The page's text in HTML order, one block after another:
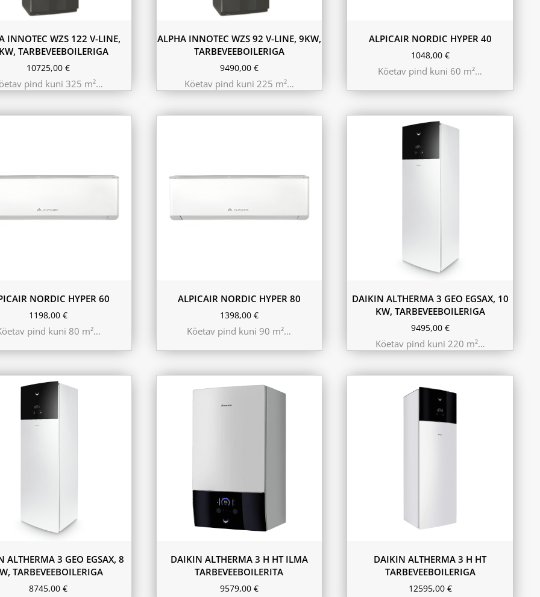
INNOTEC WZS 122 V-LINE,
TARBEVEEBOILERIGA
10725,00€
pind kuni 325 m²…
ALPHA INNOTEC WZS 92 V-LINE, 9KW,
TARBEVEEBOILERIGA
9490,00 €
Köetav pind kuni 225 m²…
ALPICAIR NORDIC HYPER 40
1048,00 €
Köetav pind kuni 60 m²…
NORDIC HYPER 60
1198,00€
pind kuni 80 m²…
ALPICAIR NORDIC HYPER 80
1398,00 €
Köetav pind kuni 90 m²…
DAIKIN ALTHERMA 3 GEO EGSAX, 10
KW, TARBEVEEBOILERIGA
9495,00 €
Köetav pind kuni 220 m²…
ALTHERMA 3 GEO EGSAX, 8
TARBEVEEBOILERIGA
8745,00€
11.6 kW 300m²
10.44 kW 260m²
9.75 kW 220m²
DAIKIN ALTHERMA 3 H HT ILMA
TARBEVEEBOILERITA
9579,00 €
DAIKIN ALTHERMA 3 H HT
TARBEVEEBOILERIGA
12595,00 €